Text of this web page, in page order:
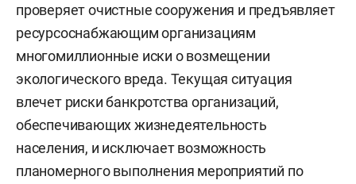
проверяет очистные сооружения и предъявляет
ресурсоснабжающим организациям
многомиллионные иски о возмещении
экологического вреда. Текущая ситуация
влечет риски банкротства организаций,
обеспечивающих жизнедеятельность
населения, и исключает возможность
планомерного выполнения мероприятий по